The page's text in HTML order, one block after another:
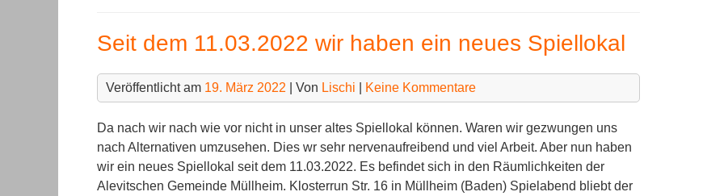
Seit dem 11.03.2022 wir haben ein neues Spiellokal
Veröffentlicht am 19. März 2022 | Von Lischi Keine Kommentare
Da nach wir nach wie vor nicht in unser altes Spiellokal können. Waren wir gezwungen uns
nach Alternativen umzusehen. Dies wr sehr nervenaufreibend und viel Arbeit. Aber nun haben
wir ein neues Spiellokal seit dem 11.03.2022. Es befindet sich in den Räumlichkeiten der
Alevitschen Gemeinde Müllheim. Klosterrun Str. 16 in Müllheim (Baden) Spielabend bliebt der